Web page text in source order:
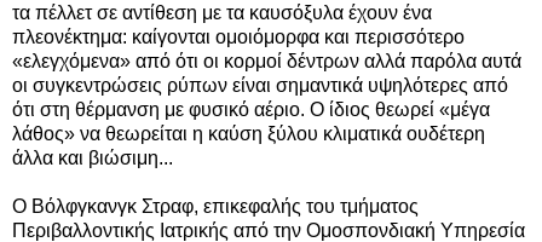
τα πέλλετ σε αντίθεση με τα καυσόξυλα έχουν ένα
πλεονέκτημα: καίγονται ομοιόμορφα και περισσότερο
«ελεγχόμενα» από ότι οι κορμοί δέντρων αλλά παρόλα αυτά
οι συγκεντρώσεις ρύπων είναι σημαντικά υψηλότερες από
ότι στη θέρμανση με φυσικό αέριο. Ο ίδιος θεωρεί «μέγα
λάθος» να θεωρείται η καύση ξύλου κλιματικά ουδέτερη
άλλα και βιώσιμη...
Ο Βόλφγκανγκ Στραφ, επικεφαλής του τμήματος
Περιβαλλοντικής Ιατρικής από την Ομοσπονδιακή Υπηρεσία